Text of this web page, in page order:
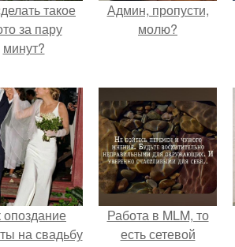
такое
за пару
минут?
Админ, пропусти,
молю?
опоздание
на свадьбу
Работа в MLM, то
есть сетевой